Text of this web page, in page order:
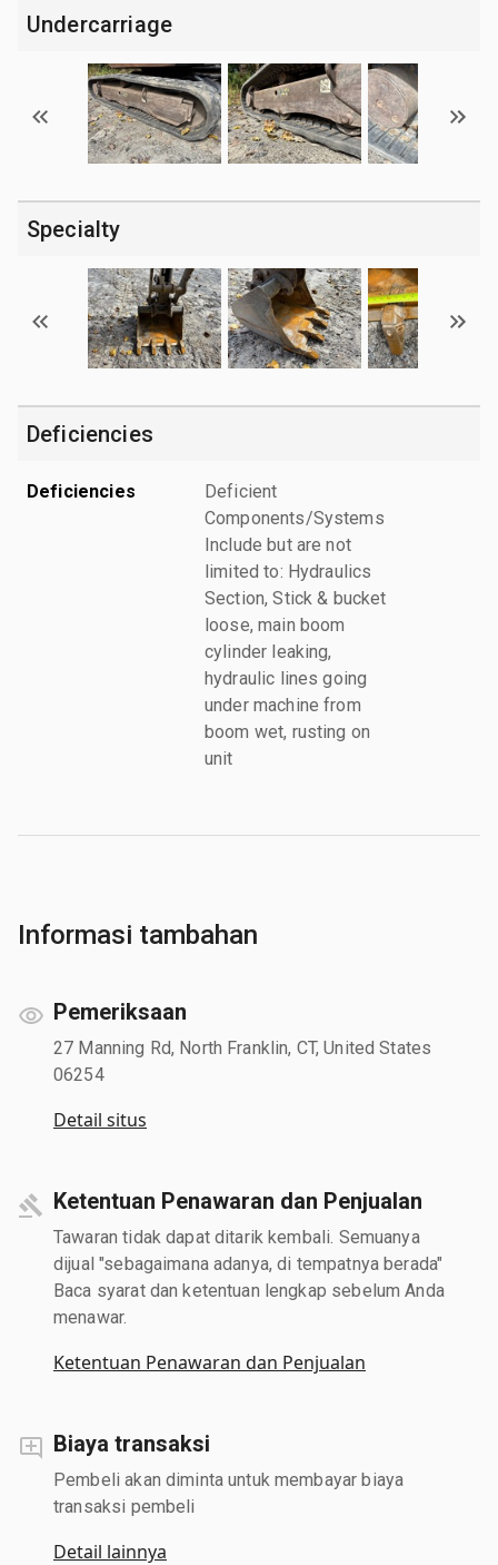
Undercarriage
Specialty
Deficiencies
Deficiencies
Deficient
Components/Systems
Include but are not
limited to: Hydraulics
Section, Stick & bucket
loose, main boom
cylinder leaking,
hydraulic lines going
under machine from
boom wet, rusting on
unit
Informasi tambahan
Pemeriksaan
27 Manning Rd, North Franklin, CT, United States
06254
Detail situs
Ketentuan Penawaran dan Penjualan
Tawaran tidak dapat ditarik kembali. Semuanya
dijual "sebagaimana adanya, di tempatnya berada"
Baca syarat dan ketentuan lengkap sebelum Anda
menawar.
Ketentuan Penawaran dan Penjualan
Biaya transaksi
Pembeli akan diminta untuk membayar biaya
transaksi pembeli
Detail lainnya